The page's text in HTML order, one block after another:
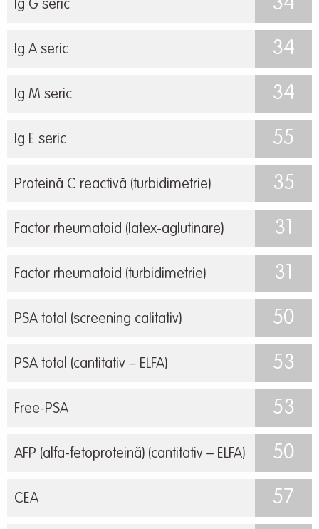
Ig G seric
Ig A seric 34
Ig M seric 34
Ig E seric 55
Proteină C reactivă (turbidimetrie) 35
Factor rheumatoid (latex-aglutinare) 31
Factor rheumatoid (turbidimetrie) 31
PSA total (screening calitativ) 50
PSA total (cantitativ – ELFA) 53
Free-PSA 53
AFP (alfa-fetoproteină) (cantitativ – ELFA) 50
CEA 57